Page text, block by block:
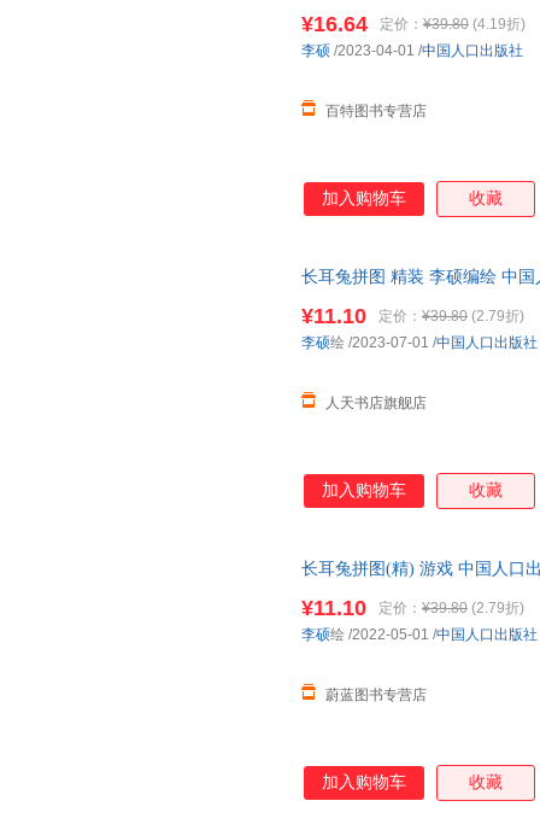
¥16.64 定价： ¥39.80 (4.19折)
百特图书专营店
李硕 /2023-04-01 /中国人口出版社
加入购物车 收藏
长耳兔拼图 精装 李硕编绘 中
¥11.10 定价： ¥39.80 (2.79折)
人天书店旗舰店
李硕绘 /2023-07-01 /中国人口出版社
加入购物车 收藏
长耳兔拼图(精) 游戏 中国人口
¥11.10 定价： ¥39.80 (2.79折)
蔚蓝图书专营店
李硕绘 /2022-05-01 /中国人口出版社
加入购物车 收藏